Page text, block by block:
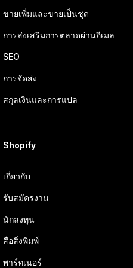
ขายเพิ่มและขายเป็นชุด
การส่งเสริมการตลาดผ่านอีเมล
SEO
การจัดส่ง
สกุลเงินและการแปล
Shopify
เกี่ยวกับ
รับสมัครงาน
นักลงทุน
สื่อสิ่งพิมพ์
พาร์ทเนอร์